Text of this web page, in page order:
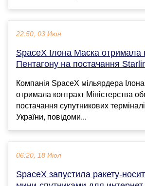
22:50, 03 Июн
SpaceX Ілона Маска отримала
Пентагону на постачання
Компанія SpaceX мільярдера
отримала контракт Міністерства
постачання супутникових
України, повідоми...
06:20, 18 Июл
SpaceX запустила ракету-